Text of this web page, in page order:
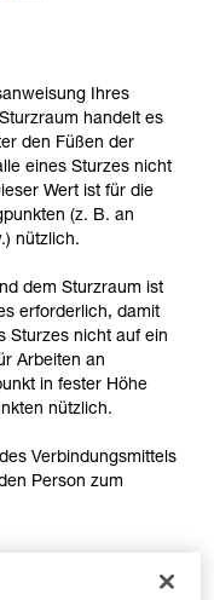
Ihres
handelt es
den Füßen der
eines Sturzes nicht
Wert ist für die
(z. B. an
nützlich.
dem Sturzraum ist
erforderlich, damit
Sturzes nicht auf ein
Arbeiten an
in fester Höhe
nützlich.
Verbindungsmittels
Person zum